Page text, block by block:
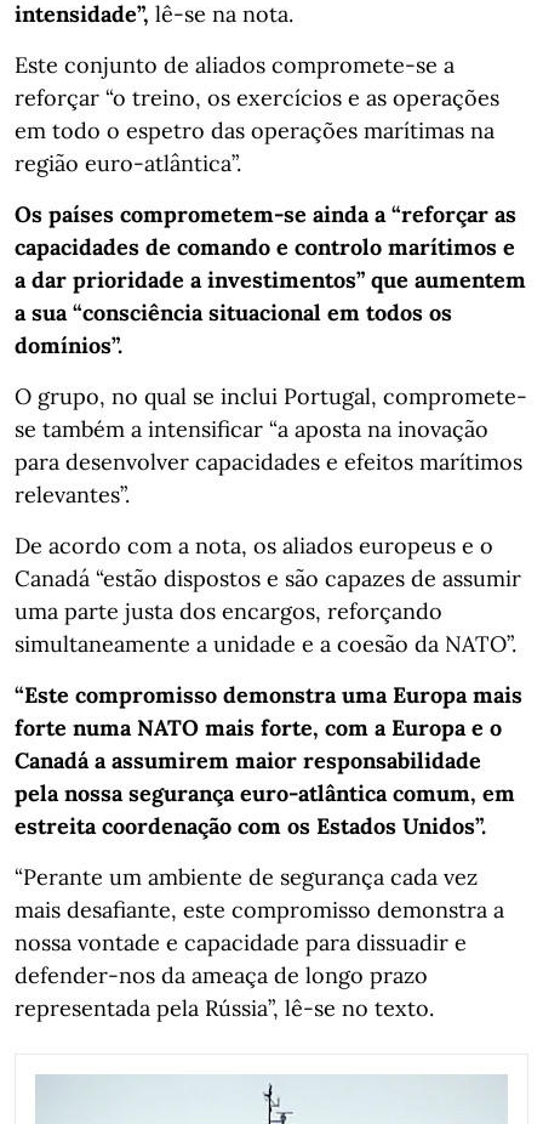
intensidade”, lê-se na nota.
Este conjunto de aliados compromete-se a
reforçar “o treino, os exercícios e as operações
em todo o espetro das operações marítimas na
região euro-atlântica”.
Os países comprometem-se ainda a “reforçar as
capacidades de comando e controlo marítimos e
a dar prioridade a investimentos” que aumentem
a sua “consciência situacional em todos os
domínios”.
O grupo, no qual se inclui Portugal, compromete-
se também a intensificar “a aposta na inovação
para desenvolver capacidades e efeitos marítimos
relevantes”.
De acordo com a nota, os aliados europeus e o
Canadá “estão dispostos e são capazes de assumir
uma parte justa dos encargos, reforçando
simultaneamente a unidade e a coesão da NATO”.
“Este compromisso demonstra uma Europa mais
forte numa NATO mais forte, com a Europa e o
Canadá a assumirem maior responsabilidade
pela nossa segurança euro-atlântica comum, em
estreita coordenação com os Estados Unidos”.
“Perante um ambiente de segurança cada vez
mais desafiante, este compromisso demonstra a
nossa vontade e capacidade para dissuadir e
defender-nos da ameaça de longo prazo
representada pela Rússia”, lê-se no texto.